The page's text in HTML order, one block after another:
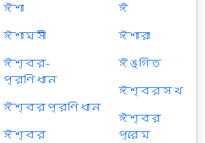
ঈশা
ঈশামসী
ঈশ্বর-
প্রণিধান
ঈশ্বরপ্রণিধান
ঈশ্বর
ঈ
ঈশারা
ঈঙ্গিত
ঈশ্বরসখ
ঈশ্বর
প্রেম